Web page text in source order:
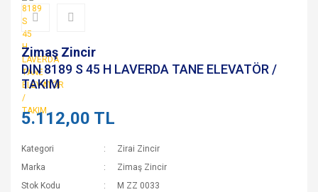
Zimaş Zincir
DIN 8189 S 45 H LAVERDA TANE ELEVATÖR /
TAKIM
5.112,00 TL
Kategori
Zirai Zincir
Marka
Zimaş Zincir
Stok Kodu
M ZZ 0033